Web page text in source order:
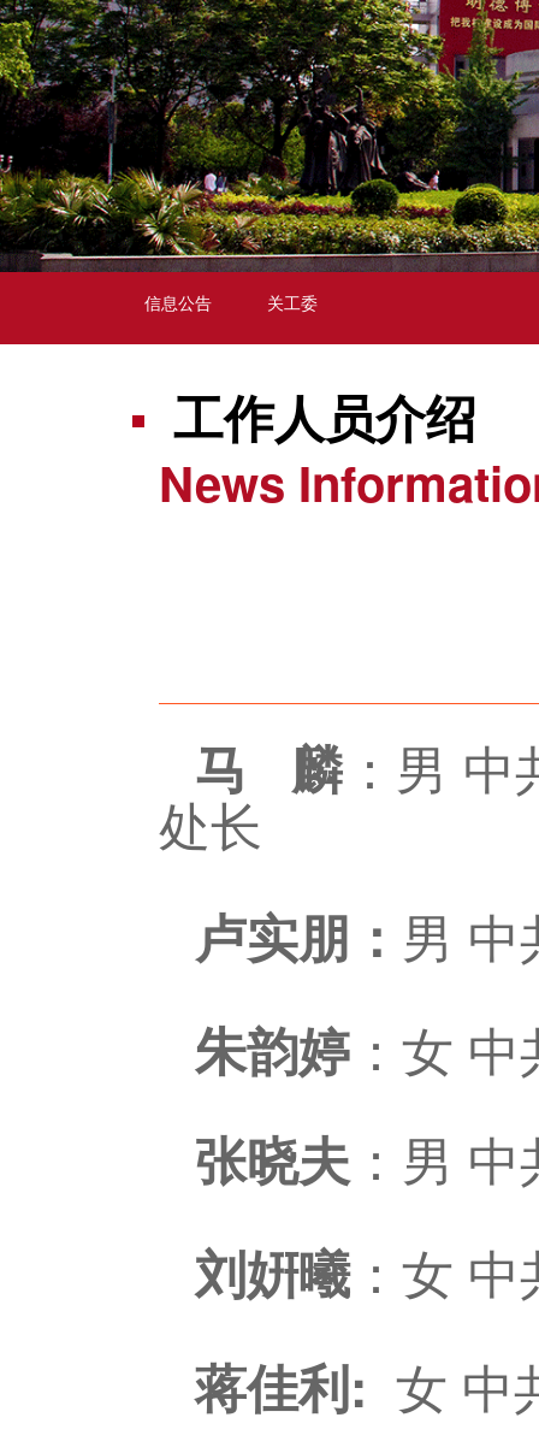
信息公告 关工委
工作人员介绍
News
马 麟 ：男 中
处长
卢实朋： 男
朱韵婷 ： 女
张晓夫 ：男
刘姸曦：女
蒋佳利: 女 中